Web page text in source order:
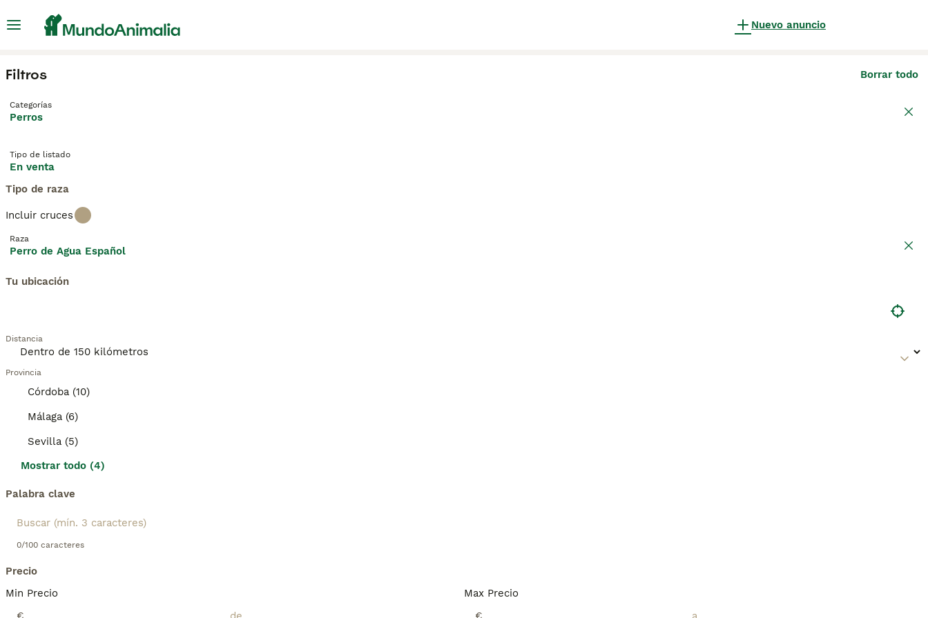
Nuevo anuncio
Filtros Borrar todo
Categorías
Perros
Tipo de listado
En venta
Tipo de raza
Incluir cruces
Raza
Perro de Agua Español
Tu ubicación
Distancia
Provincia
Córdoba (10)
Málaga (6)
Sevilla (5)
Mostrar todo (4)
Palabra clave
0/100 caracteres
Precio
Min Precio
Max Precio